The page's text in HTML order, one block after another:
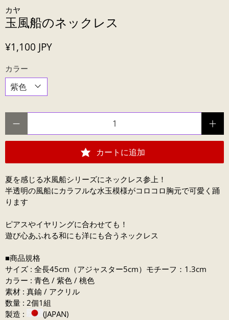
カヤ
玉風船のネックレス
¥1,100 JPY
カラー
カートに追加
夏を感じる水風船シリーズにネックレス参上！
半透明の風船にカラフルな水玉模様がコロコロ胸元で可愛く踊
ります
ピアスやイヤリングに合わせても！
遊び心あふれる和にも洋にも合うネックレス
■商品規格
サイズ : 全長45cm（アジャスター5cm）モチーフ：1.3cm
カラー : 青色 / 紫色 / 桃色
素材 : 真鍮 / アクリル
数量 : 2個1組
製造 :
(JAPAN)